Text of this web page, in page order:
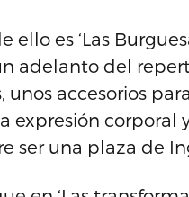
ello es ‘Las
adelanto del
unos accesorios
expresión corporal
ser una plaza de